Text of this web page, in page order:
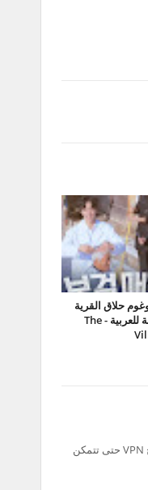
حلاق القرية
حلقة 8 مترجمة للعربية - The
تم حظر سيرفر Ok.ru في السعودية لذلك من لا يعمل معه الفيديو رجاء قم بتحميل برنامج VPN حتى تتمكن